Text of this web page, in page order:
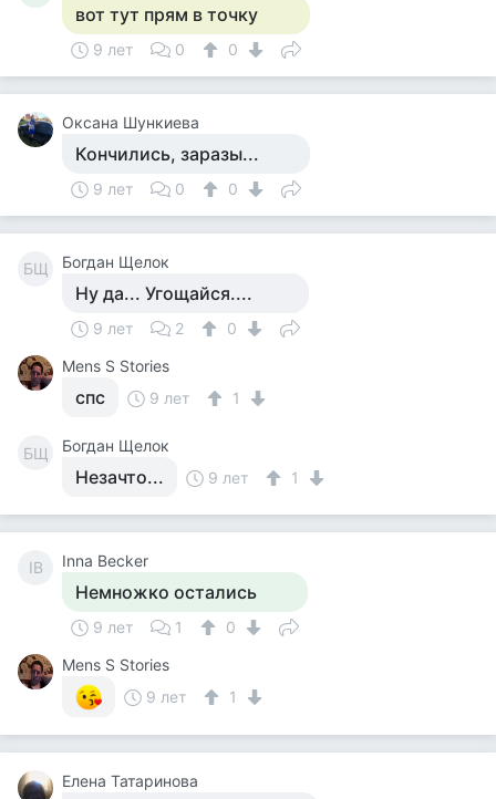
вот тут прям в точку
9 лет 0 0
Оксана Шункиева
Кончились, заразы...
9 лет 0 0
БЩ Богдан Щелок
Ну да... Угощайся....
9 лет 2
0
Mens S Stories
спс 9 лет 1
БЩ Богдан Щелок
Незачто... 9 лет 1
IB Inna Becker
Немножко остались
9 лет 1
0
Mens S Stories
9 лет
1
Елена Татаринова